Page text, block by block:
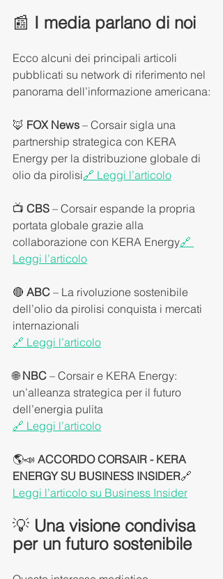
📰 I media parlano di noi
Ecco alcuni dei principali articoli
pubblicati su network di riferimento nel
panorama dell’informazione americana:
🦊 FOX News – Corsair sigla una
partnership strategica con KERA
Energy per la distribuzione globale di
olio da pirolisi🔗 Leggi l’articolo
📺 CBS – Corsair espande la propria
portata globale grazie alla
collaborazione con KERA Energy🔗
Leggi l’articolo
🔴 ABC – La rivoluzione sostenibile
dell’olio da pirolisi conquista i mercati
internazionali
🔗 Leggi l’articolo
🌐 NBC – Corsair e KERA Energy:
un’alleanza strategica per il futuro
dell’energia pulita
🔗 Leggi l’articolo
🌎📣 ACCORDO CORSAIR - KERA
ENERGY SU BUSINESS INSIDER🔗
Leggi l’articolo su Business Insider
💡 Una visione condivisa
per un futuro sostenibile